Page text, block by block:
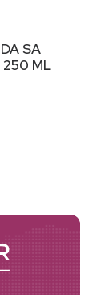
SA
250 ML